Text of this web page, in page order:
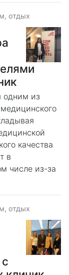
отдых
одним из
качества
в
числе из-за
отдых